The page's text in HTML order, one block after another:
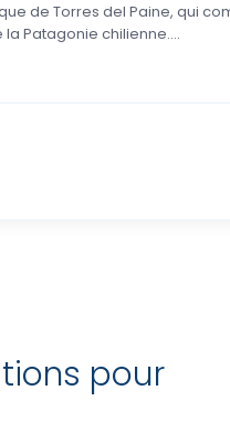
de Torres del Paine, qui
Patagonie chilienne....
pour